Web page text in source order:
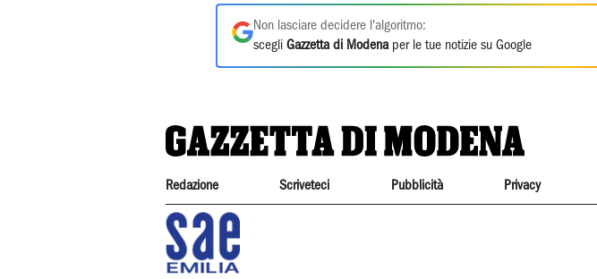
Non lasciare decidere l'algoritmo:
scegli Gazzetta di Modena per le tue notizie su Google
Redazione Scriveteci Pubblicità Privacy